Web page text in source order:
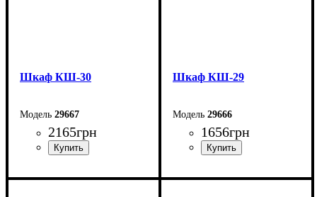
Шкаф КШ-30
29667
2165грн
Ширина: 65,9 см
Шкаф КШ-29
29666
1656грн
Ширина: 65,9 см